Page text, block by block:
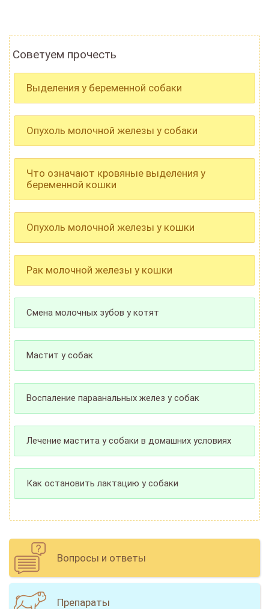
Советуем прочесть
Выделения у беременной собаки
Опухоль молочной железы у собаки
Что означают кровяные выделения у
беременной кошки
Опухоль молочной железы у кошки
Рак молочной железы у кошки
Смена молочных зубов у котят
Мастит у собак
Воспаление параанальных желез у собак
Лечение мастита у собаки в домашних условиях
Как остановить лактацию у собаки
Вопросы и ответы
Препараты